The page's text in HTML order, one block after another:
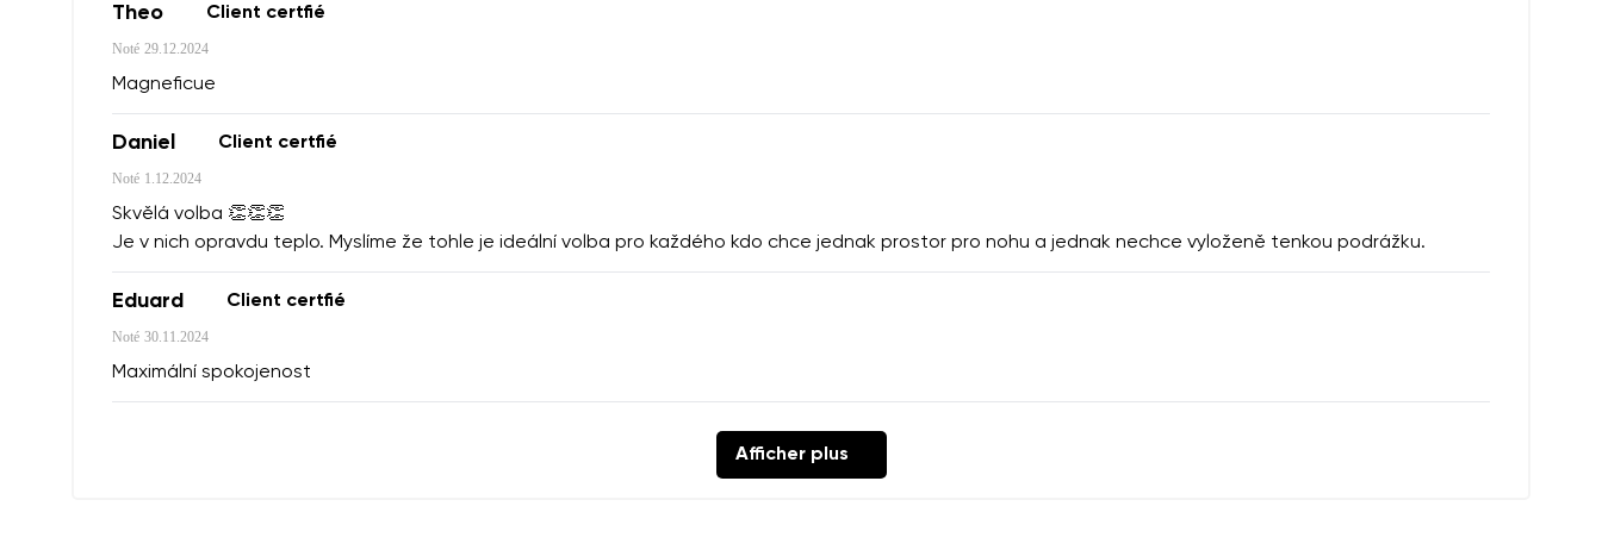
Theo Client certfié
Noté 29.12.2024
Magneficue
Daniel Client certfié
Noté 1.12.2024
Skvělá volba 👏👏👏
Je v nich opravdu teplo. Myslíme že tohle je ideální volba pro každého kdo chce jednak prostor pro nohu a jednak nechce vyloženě tenkou podrážku.
Eduard Client certfié
Noté 30.11.2024
Maximální spokojenost
Afficher plus